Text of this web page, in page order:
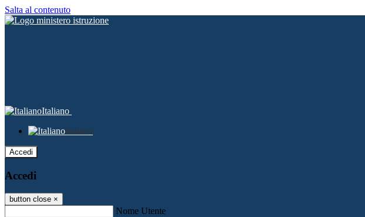
Salta al contenuto
Italiano
Italiano
Accedi
Accedi
button close ×
Nome Utente